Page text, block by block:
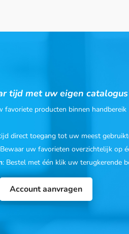
tijd met uw eigen catalogus
favoriete producten binnen handbereik
direct toegang tot uw meest
uw favorieten overzichtelijk op
: Bestel met één klik uw terugkerende
Account aanvragen